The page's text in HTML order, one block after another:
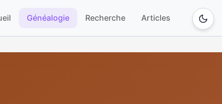
Généalogie Recherche Articles